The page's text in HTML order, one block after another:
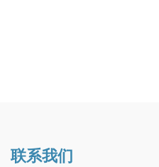
联系我们